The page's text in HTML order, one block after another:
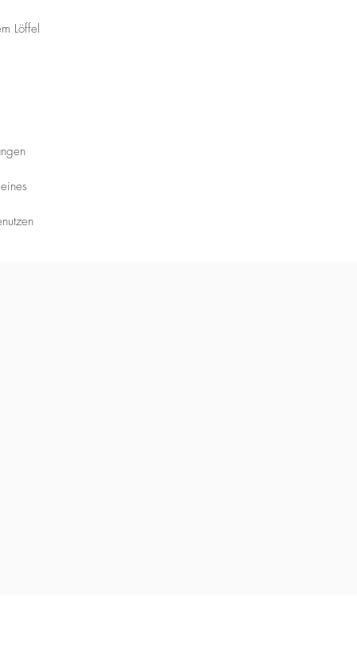
Löffel